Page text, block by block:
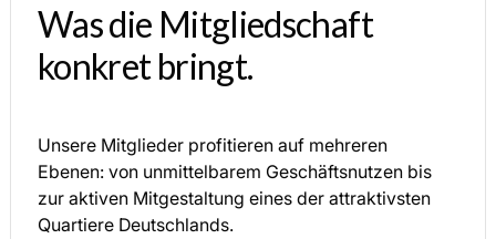
Was die Mitgliedschaft
konkret bringt.
Unsere Mitglieder profitieren auf mehreren
Ebenen: von unmittelbarem Geschäftsnutzen bis
zur aktiven Mitgestaltung eines der attraktivsten
Quartiere Deutschlands.